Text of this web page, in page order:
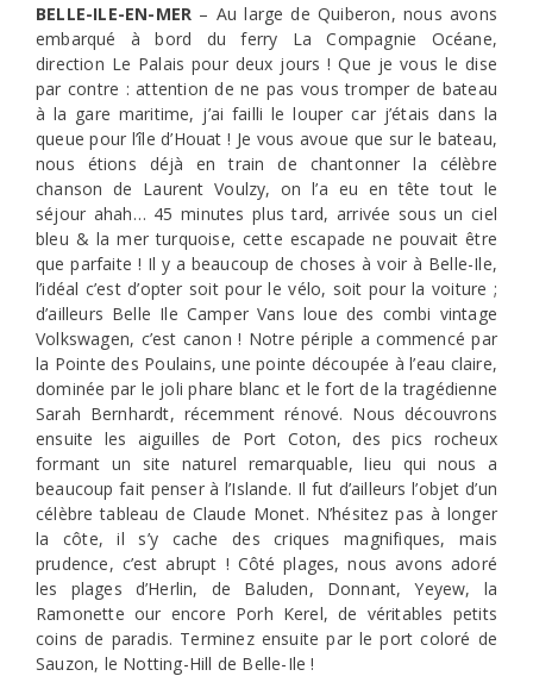
BELLE-ILE-EN-MER – Au large de Quiberon, nous avons
embarqué à bord du ferry La Compagnie Océane,
direction Le Palais pour deux jours ! Que je vous le dise
par contre : attention de ne pas vous tromper de bateau
à la gare maritime, j’ai failli le louper car j’étais dans la
queue pour l’île d’Houat ! Je vous avoue que sur le bateau,
nous étions déjà en train de chantonner la célèbre
chanson de Laurent Voulzy, on l’a eu en tête tout le
séjour ahah… 45 minutes plus tard, arrivée sous un ciel
bleu & la mer turquoise, cette escapade ne pouvait être
que parfaite ! Il y a beaucoup de choses à voir à Belle-Ile,
l’idéal c’est d’opter soit pour le vélo, soit pour la voiture ;
d’ailleurs Belle Ile Camper Vans loue des combi vintage
Volkswagen, c’est canon ! Notre périple a commencé par
la Pointe des Poulains, une pointe découpée à l’eau claire,
dominée par le joli phare blanc et le fort de la tragédienne
Sarah Bernhardt, récemment rénové. Nous découvrons
ensuite les aiguilles de Port Coton, des pics rocheux
formant un site naturel remarquable, lieu qui nous a
beaucoup fait penser à l’Islande. Il fut d’ailleurs l’objet d’un
célèbre tableau de Claude Monet. N’hésitez pas à longer
la côte, il s’y cache des criques magnifiques, mais
prudence, c’est abrupt ! Côté plages, nous avons adoré
les plages d’Herlin, de Baluden, Donnant, Yeyew, la
Ramonette our encore Porh Kerel, de véritables petits
coins de paradis. Terminez ensuite par le port coloré de
Sauzon, le Notting-Hill de Belle-Ile !